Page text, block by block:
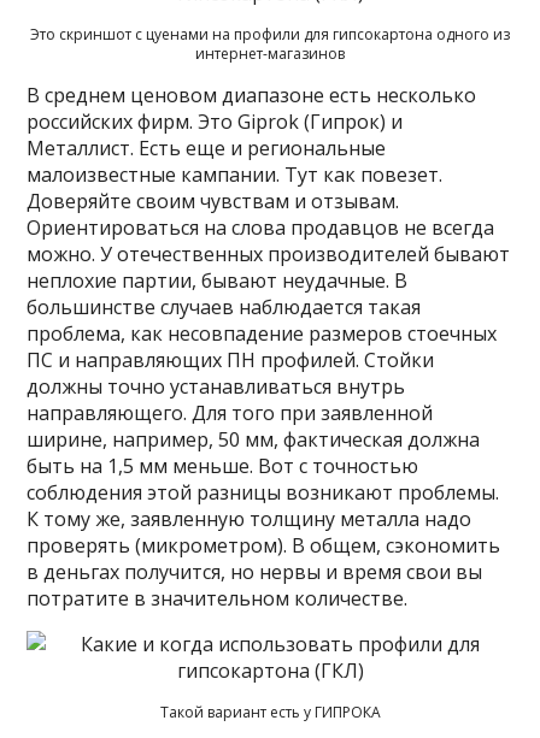
Это скриншот с цуенами на профили для гипсокартона одного из
интернет-магазинов
В среднем ценовом диапазоне есть несколько
российских фирм. Это Giprok (Гипрок) и
Металлист. Есть еще и региональные
малоизвестные кампании. Тут как повезет.
Доверяйте своим чувствам и отзывам.
Ориентироваться на слова продавцов не всегда
можно. У отечественных производителей бывают
неплохие партии, бывают неудачные. В
большинстве случаев наблюдается такая
проблема, как несовпадение размеров стоечных
ПС и направляющих ПН профилей. Стойки
должны точно устанавливаться внутрь
направляющего. Для того при заявленной
ширине, например, 50 мм, фактическая должна
быть на 1,5 мм меньше. Вот с точностью
соблюдения этой разницы возникают проблемы.
К тому же, заявленную толщину металла надо
проверять (микрометром). В общем, сэкономить
в деньгах получится, но нервы и время свои вы
потратите в значительном количестве.
Такой вариант есть у ГИПРОКА